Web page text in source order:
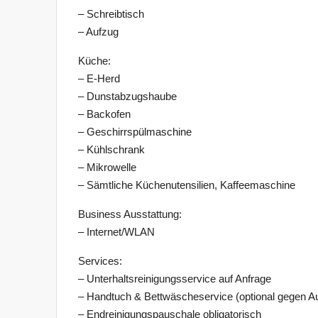
– Schreibtisch
– Aufzug
Küche:
– E-Herd
– Dunstabzugshaube
– Backofen
– Geschirrspülmaschine
– Kühlschrank
– Mikrowelle
– Sämtliche Küchenutensilien, Kaffeemaschine
Business Ausstattung:
– Internet/WLAN
Services:
– Unterhaltsreinigungsservice auf Anfrage
– Handtuch & Bettwäscheservice (optional gegen
– Endreinigungspauschale obligatorisch